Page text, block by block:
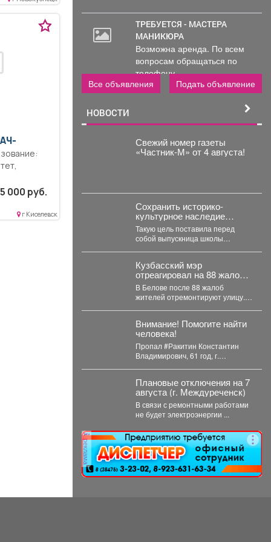
Выполнение
000 руб.
г Киселевск
ТРЕБУЕТСЯ - МАСТЕРА
МАНИКЮРА
Возможна аренда. По всем
вопросам обращаться по
телефону..
Все объявления
Подать объявление
НОВОСТИ
Свежий номер газеты
«Частник‑М» от 4 августа!
Сохранить историко-
культурное наследие
южной столицы региона и
создать доступную среду.
Такую цель поставила перед
собой выпускница школы
стал...
Кузбасский мэр
отреагировал на 88 жалоб
жителей: что изменится
В Белове после 88 жалоб
жителей отремонтируют улицу. В
Внимание! Помогите найти
человека!
Пропал #Ракитин Константин
Владимирович, 61 год, г.
Плановые отключения на 7
августа (г. Междуреченск)
В связи с ремонтными работами
не будет электроэнергии ...
реклама